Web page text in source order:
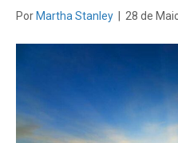
Por Martha Stanley 28 de